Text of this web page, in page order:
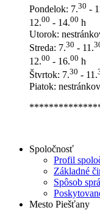
Pondelok: 7.30 -
12.00 - 14.00 h
Utorok:
Streda: 7.30 - 11.
12.00 - 16.00 h
Štvrtok: 7.30 - 11.
Piatok:
Spoločnosť
Profil
Základné
Spôsob
Mesto Piešťany